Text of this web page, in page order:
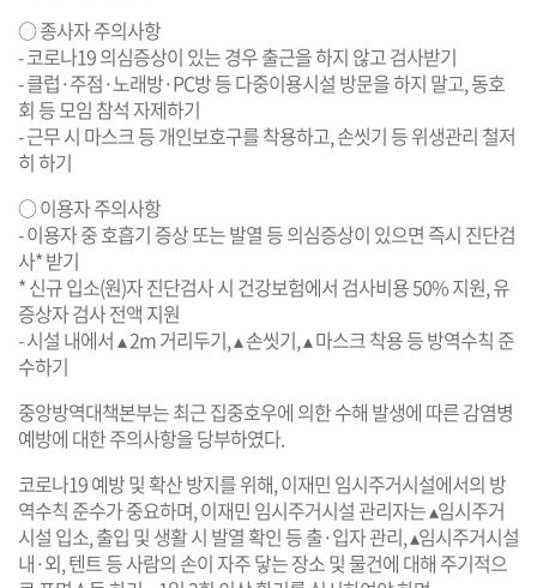
○ 종사자 주의사항
- 코로나19 의심증상이 있는 경우 출근을 하지 않고 검사받기
- 클럽·주점·노래방·PC방 등 다중이용시설 방문을 하지 말고, 동호
회 등 모임 참석 자제하기
- 근무 시 마스크 등 개인보호구를 착용하고, 손씻기 등 위생관리 철저
히 하기
○ 이용자 주의사항
- 이용자 중 호흡기 증상 또는 발열 등 의심증상이 있으면 즉시 진단검
사* 받기
* 신규 입소(원)자 진단검사 시 건강보험에서 검사비용 50% 지원, 유
증상자 검사 전액 지원
- 시설 내에서 ▴ 2m 거리두기, ▴ 손씻기, ▴ 마스크 착용 등 방역수칙 준
수하기
중앙방역대책본부는 최근 집중호우에 의한 수해 발생에 따른 감염병
예방에 대한 주의사항을 당부하였다.
코로나19 예방 및 확산 방지를 위해, 이재민 임시주거시설에서의 방
역수칙 준수가 중요하며, 이재민 임시주거시설 관리자는 ▴임시주거
시설 입소, 출입 및 생활 시 발열 확인 등 출·입자 관리, ▴임시주거시설
내·외, 텐트 등 사람의 손이 자주 닿는 장소 및 물건에 대해 주기적으